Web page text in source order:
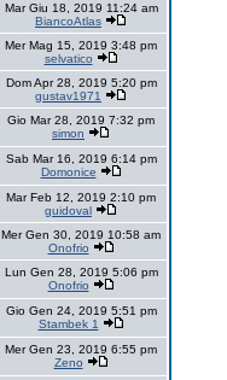
Mar Giu 18, 2019 11:24 am
BiancoAtlas
Mer Mag 15, 2019 3:48 pm
selvatico
Dom Apr 28, 2019 5:20 pm
gustav1971
Gio Mar 28, 2019 7:32 pm
simon
Sab Mar 16, 2019 6:14 pm
Domonice
Mar Feb 12, 2019 2:10 pm
guidoval
Mer Gen 30, 2019 10:58 am
Onofrio
Lun Gen 28, 2019 5:06 pm
Onofrio
Gio Gen 24, 2019 5:51 pm
Stambek 1
Mer Gen 23, 2019 6:55 pm
Zeno